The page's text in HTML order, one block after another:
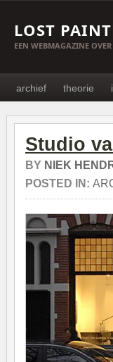
LOST
EEN WEBMAGAZINE
archief theorie
Studio
BY NIEK
POSTED IN: